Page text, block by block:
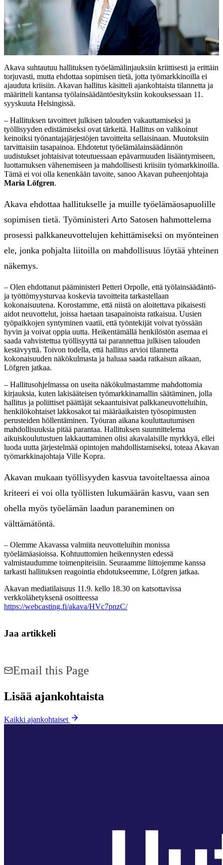
Akava suhtautuu hallituksen työelämälinjauksiin kriittisesti ja erittäin
torjuvasti, mutta ehdottaa sopimisen tietä, jotta työmarkkinoilla ei
ajauduta kriisiin. Akavan hallitus käsitteli ajankohtaista tilannetta ja
määritteli kantansa työlainsäädäntöesityksiin kokouksessaan 11.
syyskuuta Helsingissä.
– Hallituksen tavoitteet julkisen talouden vakauttamiseksi ja
työllisyyden edistämiseksi ovat tärkeitä. Hallitus on valikoinut
keinoiksi työnantajajärjestöjen tavoitteita sellaisinaan. Muutoksiin
tarvittaisiin tasapainoa. Ehdotetut työelämälainsäädännön
uudistukset johtaisivat toteutuessaan epävarmuuden lisääntymiseen,
luottamuksen vähenemiseen ja mahdollisesti kriisiin työmarkkinoilla.
Tämä ei voi olla kenenkään tavoite, sanoo Akavan puheenjohtaja
Maria Löfgren.
Akava ehdottaa hallitukselle ja muille työelämäosapuolille
sopimisen tietä. Työministeri Arto Satosen hahmottelema
prosessi palkkaneuvottelujen kehittämiseksi on myönteinen
ele, jonka pohjalta liitoilla on mahdollisuus löytää yhteinen
näkemys.
– Olen ehdottanut pääministeri Petteri Orpolle, että työlainsäädäntö-
ja työttömyysturvaa koskevia tavoitteita tarkastellaan
kokonaisuutena. Korostamme, että niistä on aloitettava pikaisesti
aidot neuvottelut, joissa haetaan tasapainoista ratkaisua. Uusien
työpaikkojen syntyminen vaatii, että työntekijät voivat työssään
hyvin ja voivat oppia uutta. Heikentämällä henkilöstön asemaa ei
saada vahvistettua työllisyyttä tai parannettua julkisen talouden
kestävyyttä. Toivon todella, että hallitus arvioi tilannetta
kokonaisuuden näkökulmasta ja haluaa saada ratkaisun aikaan,
Löfgren jatkaa.
– Hallitusohjelmassa on useita näkökulmastamme mahdottomia
kirjauksia, kuten lakisääteisen työmarkkinamallin säätäminen, jolla
hallitus ja poliittiset päättäjät sekaantuisivat palkkaneuvotteluihin,
henkilökohtaiset lakkosakot tai määräaikaisten työsopimusten
perusteiden höllentäminen. Työuran aikana kouluttautumisen
mahdollisuuksia pitää parantaa. Hallituksen suunnittelema
aikuiskoulutustuen lakkauttaminen olisi akavalaisille myrkkyä, ellei
luoda uutta järjestelmää opintojen mahdollistamiseksi, toteaa Akavan
työmarkkinajohtaja Ville Kopra.
Akavan mukaan työllisyyden kasvua tavoiteltaessa ainoa
kriteeri ei voi olla työllisten lukumäärän kasvu, vaan sen
ohella myös työelämän laadun paraneminen on
välttämätöntä.
– Olemme Akavassa valmiita neuvotteluihin monissa
työelämäasioissa. Kohtuuttomien heikennysten edessä
valmistaudumme toimenpiteisiin. Seuraamme liittojemme kanssa
tarkasti hallituksen reagointia ehdotukseemme, Löfgren jatkaa.
Akavan mediatilaisuus 11.9. kello 18.30 on katsottavissa
verkkolähetyksenä osoitteessa
https://webcasting.fi/akava/HVc7pnzC/
Jaa artikkeli
Email this Page
Lisää ajankohtaista
Kaikki ajankohtaiset